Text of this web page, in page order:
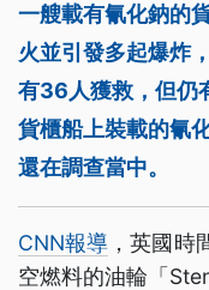
一艘載有氰化鈉的
火並引發多起爆炸
有36人獲救，但仍
貨櫃船上裝載的氰
還在調查當中。
CNN報導 ，英國時
空燃料的油輪「